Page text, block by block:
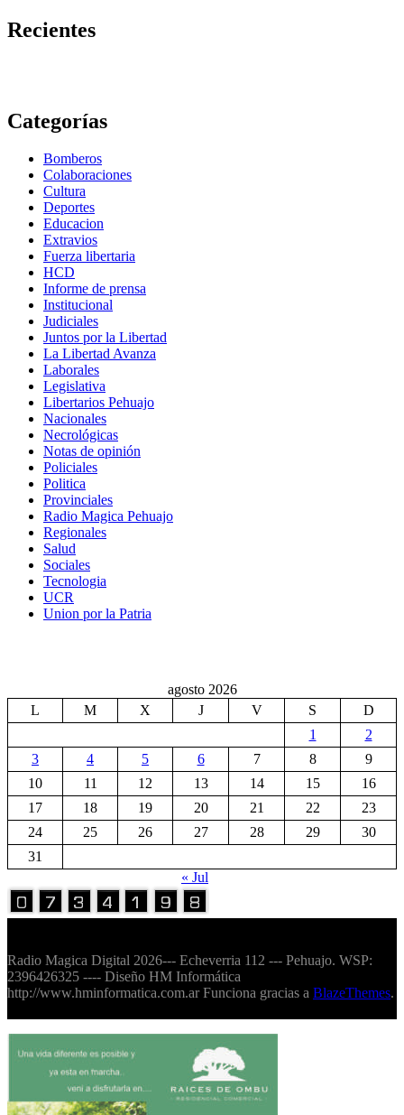
Recientes
Categorías
Bomberos
Colaboraciones
Cultura
Deportes
Educacion
Extravios
Fuerza libertaria
HCD
Informe de prensa
Institucional
Judiciales
Juntos por la Libertad
La Libertad Avanza
Laborales
Legislativa
Libertarios Pehuajo
Nacionales
Necrológicas
Notas de opinión
Policiales
Politica
Provinciales
Radio Magica Pehuajo
Regionales
Salud
Sociales
Tecnologia
UCR
Union por la Patria
agosto 2026
L
M X J V S
D
1
2
3
4 5 6 7 8
9
10
11 12 13 14 15
16
17
18 19 20 21 22
23
24
25 26 27 28 29
30
31
« Jul
Radio Magica Digital 2026--- Echeverria 112 --- Pehuajo. WSP:
2396426325 ---- Diseño HM Informática
http://www.hminformatica.com.ar Funciona gracias a BlazeThemes.